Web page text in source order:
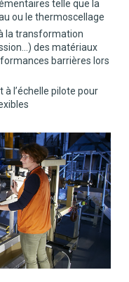
telle que la
ou le thermoscellage
la transformation
des matériaux
barrières lors
à l’échelle pilote pour